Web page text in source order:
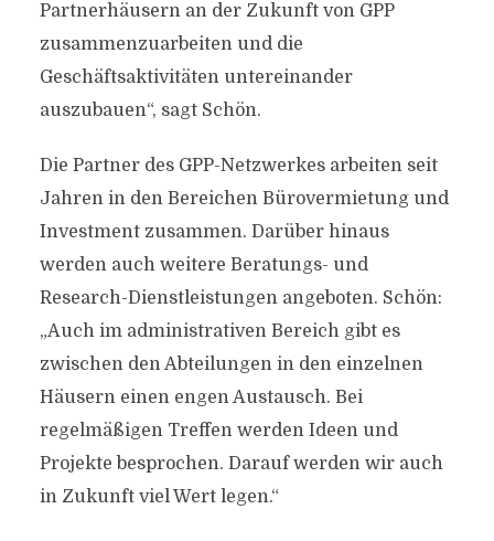
Partnerhäusern an der Zukunft von GPP
zusammenzuarbeiten und die
Geschäftsaktivitäten untereinander
auszubauen“, sagt Schön.
Die Partner des GPP-Netzwerkes arbeiten seit
Jahren in den Bereichen Bürovermietung und
Investment zusammen. Darüber hinaus
werden auch weitere Beratungs- und
Research-Dienstleistungen angeboten. Schön:
„Auch im administrativen Bereich gibt es
zwischen den Abteilungen in den einzelnen
Häusern einen engen Austausch. Bei
regelmäßigen Treffen werden Ideen und
Projekte besprochen. Darauf werden wir auch
in Zukunft viel Wert legen.“